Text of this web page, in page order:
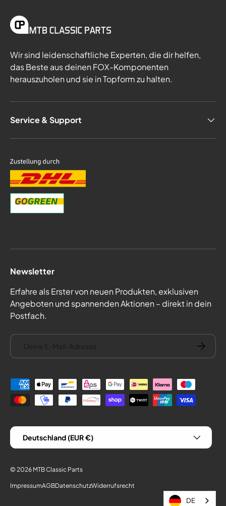
Wir sind leidenschaftliche Experten, die dir helfen,
das Beste aus deinen FOX-Komponenten
herauszuholen und sie in Topform zu halten.
Service & Support
Newsletter
Erfahre als Erster von neuen Produkten, exklusiven
Angeboten und spannenden Aktionen – direkt in dein
Postfach.
E-Mail
Zahlungsmethoden
Land/Region
Deutschland (EUR €)
© 2026 MTB Classic Parts
ImpressumAGBDatenschutzWiderrufsrecht
DE